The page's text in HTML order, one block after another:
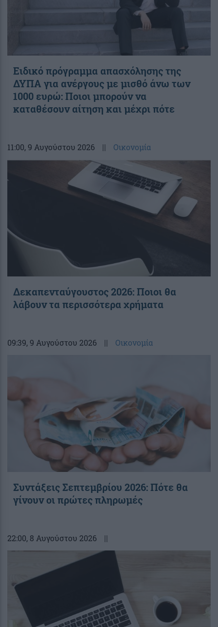
Ειδικό πρόγραμμα απασχόλησης της
ΔΥΠΑ για ανέργους με μισθό άνω των
1000 ευρώ: Ποιοι μπορούν να
καταθέσουν αίτηση και μέχρι πότε
11:00, 9 Αυγούστου 2026 || Οικονομία
Δεκαπενταύγουστος 2026: Ποιοι θα
λάβουν τα περισσότερα χρήματα
09:39, 9 Αυγούστου 2026 || Οικονομία
Συντάξεις Σεπτεμβρίου 2026: Πότε θα
γίνουν οι πρώτες πληρωμές
22:00, 8 Αυγούστου 2026 ||